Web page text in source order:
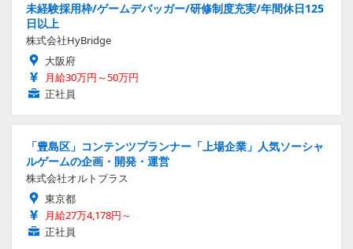
未経験採用枠/ゲームデバッガー/研修制度充実/年間休日125
日以上
株式会社HyBridge
大阪府
月給30万円～50万円
正社員
「豊島区」コンテンツプランナー「上場企業」人気ソーシャ
ルゲームの企画・開発・運営
株式会社オルトプラス
東京都
月給27万4,178円～
正社員